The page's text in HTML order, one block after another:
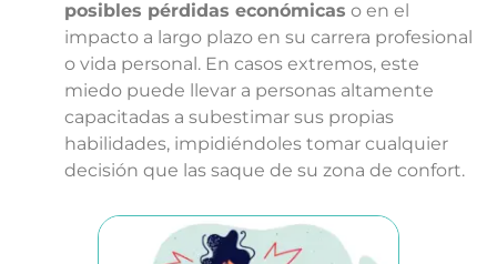
posibles pérdidas económicas o en el
impacto a largo plazo en su carrera profesional
o vida personal. En casos extremos, este
miedo puede llevar a personas altamente
capacitadas a subestimar sus propias
habilidades, impidiéndoles tomar cualquier
decisión que las saque de su zona de confort.